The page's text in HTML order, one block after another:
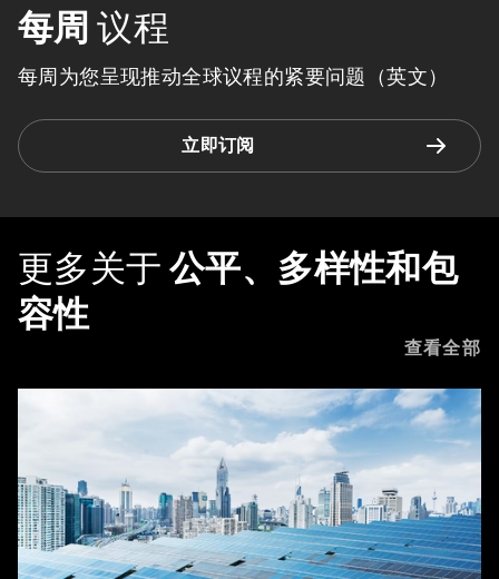
每周 议程
每周为您呈现推动全球议程的紧要问题（英文）
立即订阅
更多关于 公平、多样性和包
容性
查看全部